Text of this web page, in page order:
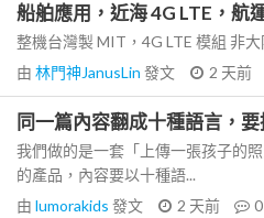
船舶應用，近海 4G LTE，航
整機台灣製 MIT，4G LTE 模組 非
由 林門神JanusLin 發文 2 天前
同一篇內容翻成十種語言，
我們做的是一套「上傳一張孩子的
的產品，內容要以十種語...
由 lumorakids 發文 2 天前 0